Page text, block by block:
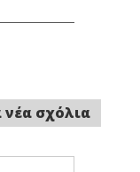
νέα σχόλια